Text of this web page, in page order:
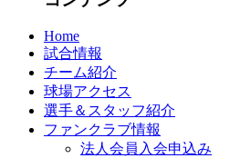
Home
試合情報
チーム紹介
球場アクセス
選手＆スタッフ紹介
ファンクラブ情報
法人会員入会申込み